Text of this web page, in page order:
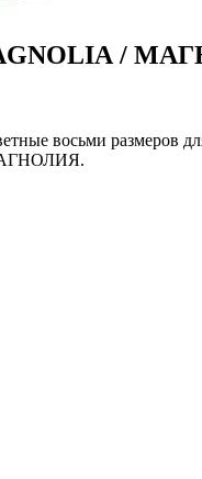
/
восьми размеров